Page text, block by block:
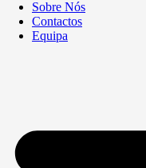
Sobre Nós
Contactos
Equipa